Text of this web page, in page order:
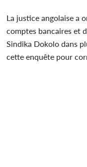
La justice angolaise a
comptes bancaires et
Sindika Dokolo dans
cette enquête pour